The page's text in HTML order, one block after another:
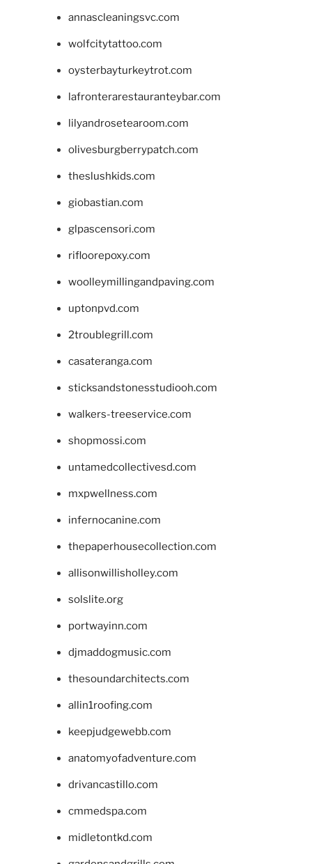
annascleaningsvc.com
wolfcitytattoo.com
oysterbayturkeytrot.com
lafronterarestauranteybar.com
lilyandrosetearoom.com
olivesburgberrypatch.com
theslushkids.com
giobastian.com
glpascensori.com
rifloorepoxy.com
woolleymillingandpaving.com
uptonpvd.com
2troublegrill.com
casateranga.com
sticksandstonesstudiooh.com
walkers-treeservice.com
shopmossi.com
untamedcollectivesd.com
mxpwellness.com
infernocanine.com
thepaperhousecollection.com
allisonwillisholley.com
solslite.org
portwayinn.com
djmaddogmusic.com
thesoundarchitects.com
allin1roofing.com
keepjudgewebb.com
anatomyofadventure.com
drivancastillo.com
cmmedspa.com
midletontkd.com